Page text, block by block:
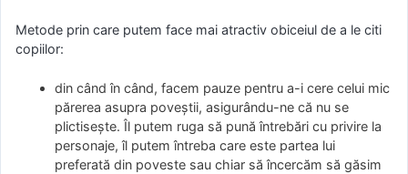
Metode prin care putem face mai atractiv obiceiul de a le citi
copiilor:
din când în când, facem pauze pentru a-i cere celui mic
părerea asupra poveștii, asigurându-ne că nu se
plictisește. Îl putem ruga să pună întrebări cu privire la
personaje, îl putem întreba care este partea lui
preferată din poveste sau chiar să încercăm să găsim